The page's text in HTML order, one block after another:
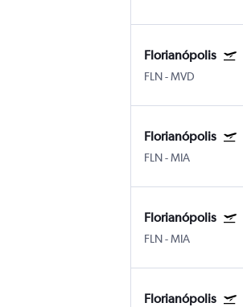
Florianópolis
FLN-MVD
Florianópolis
FLN-MIA
Florianópolis
FLN-MIA
Florianópolis